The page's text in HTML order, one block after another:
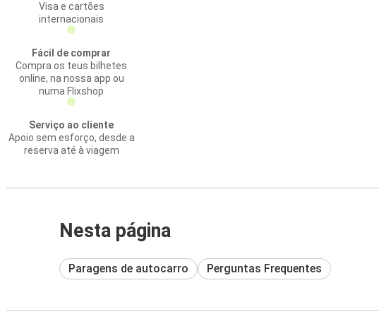
Visa e cartões
internacionais
Fácil de comprar
Compra os teus bilhetes
online, na nossa app ou
numa Flixshop
Serviço ao cliente
Apoio sem esforço, desde a
reserva até à viagem
Nesta página
Paragens de autocarro Perguntas Frequentes